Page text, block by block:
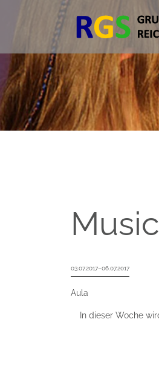
03.07.2017–06.07.2017
Aula
In dieser Woche